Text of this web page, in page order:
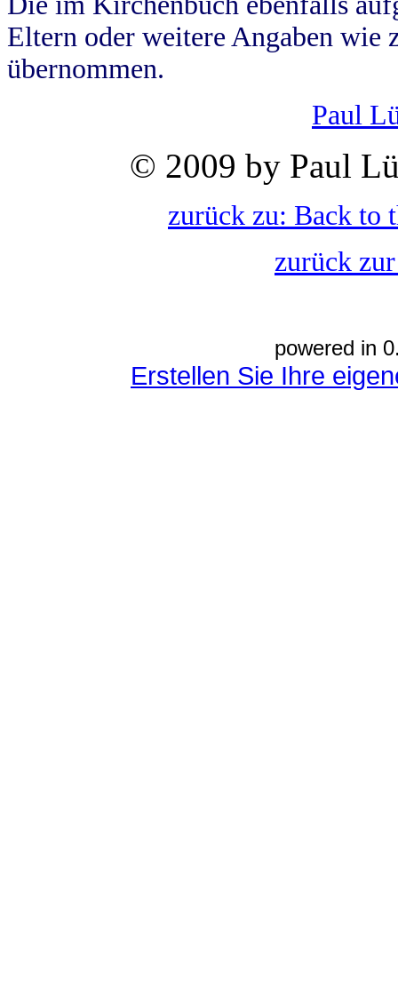
Eltern oder weitere Angaben wie
übernommen.
Paul
© 2009 by Paul
zurück zu: Back to
zurück
powered in
Erstellen Sie Ihre